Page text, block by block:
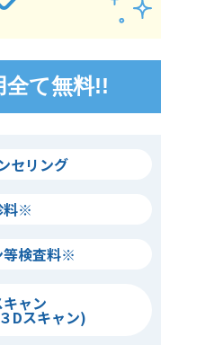
全て無料!!
セリング
料※
等検査料※
ャン
Dスキャン)